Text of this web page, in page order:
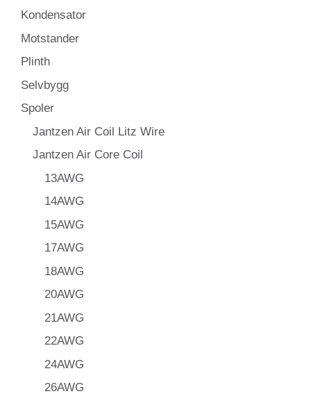
Kondensator
Motstander
Plinth
Selvbygg
Spoler
Jantzen Air Coil Litz Wire
Jantzen Air Core Coil
13AWG
14AWG
15AWG
17AWG
18AWG
20AWG
21AWG
22AWG
24AWG
26AWG